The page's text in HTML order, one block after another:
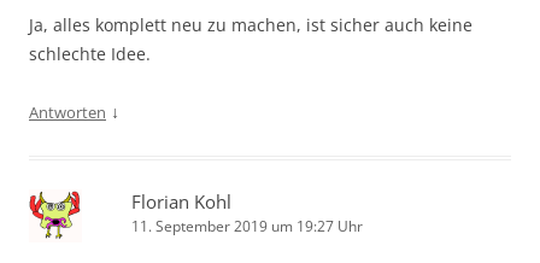
Ja, alles komplett neu zu machen, ist sicher auch keine
schlechte Idee.
Antworten ↓
Florian Kohl
11. September 2019 um 19:27 Uhr